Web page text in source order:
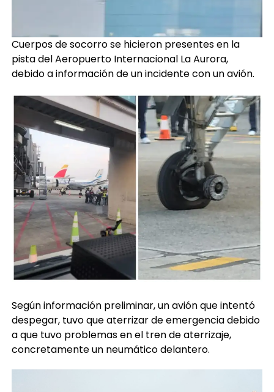
Cuerpos de socorro se hicieron presentes en la
pista del Aeropuerto Internacional La Aurora,
debido a información de un incidente con un avión.
Según información preliminar, un avión que intentó
despegar, tuvo que aterrizar de emergencia debido
a que tuvo problemas en el tren de aterrizaje,
concretamente un neumático delantero.